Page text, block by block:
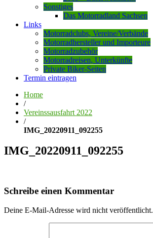
Sonstiges
Das Motorradland Sachsen
Links
Motorradclubs, Vereine/Verbände
Motorradhersteller und Importeure
Motorradzubehör
Motorradreisen, Unterkünfte
Private Biker-Seiten
Termin eintragen
Home
/
Vereinssausfahrt 2022
/
IMG_20220911_092255
IMG_20220911_092255
Schreibe einen Kommentar
Deine E-Mail-Adresse wird nicht veröffentlicht.